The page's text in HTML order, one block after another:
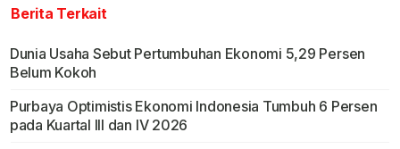
Berita Terkait
Dunia Usaha Sebut Pertumbuhan Ekonomi 5,29 Persen
Belum Kokoh
Purbaya Optimistis Ekonomi Indonesia Tumbuh 6 Persen
pada Kuartal III dan IV 2026